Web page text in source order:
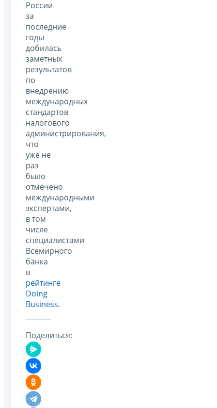
России
за
последние
годы
добилась
заметных
результатов
по
внедрению
международных
стандартов
налогового
администрирования,
что
уже не
раз
было
отмечено
международными
экспертами,
в том
числе
специалистами
Всемирного
банка
в
рейтинге
Doing
Business.
Поделиться: